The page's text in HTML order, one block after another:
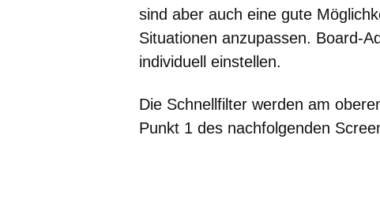
sind aber auch eine gute
Situationen anzupassen. Board-
individuell einstellen.
Die Schnellfilter werden am
Punkt 1 des nachfolgenden